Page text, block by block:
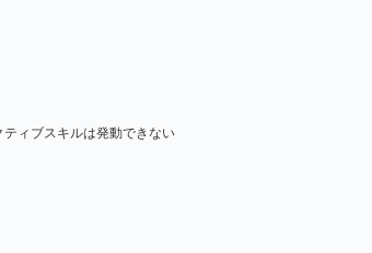
ィブスキルは発動できない